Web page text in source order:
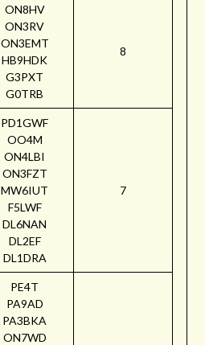
ON8HV
ON3RV
ON3EMT
HB9HDK
G3PXT
G0TRB
8
PD1GWF
OO4M
ON4LBI
ON3FZT
MW6IUT
F5LWF
DL6NAN
DL2EF
DL1DRA
7
PE4T
PA9AD
PA3BKA
ON7WD